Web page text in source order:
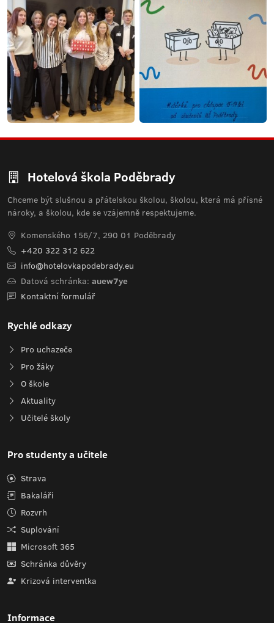
Hotelová škola Poděbrady
Chceme být slušnou a přátelskou školou, školou, která má přísné
nároky, a školou, kde se vzájemně respektujeme.
Komenského 156/7, 290 01 Poděbrady
+420 322 312 622
info@hotelovkapodebrady.eu
Datová schránka: auew7ye
Kontaktní formulář
Rychlé odkazy
Pro uchazeče
Pro žáky
O škole
Aktuality
Učitelé školy
Pro studenty a učitele
Strava
Bakaláři
Rozvrh
Suplování
Microsoft 365
Schránka důvěry
Krizová interventka
Informace